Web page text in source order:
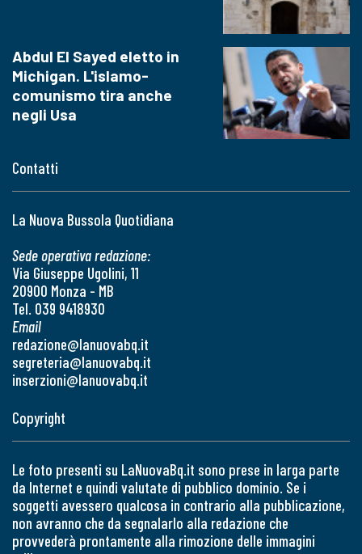
Contatti
La Nuova Bussola Quotidiana
Sede operativa redazione:
Via Giuseppe Ugolini, 11
20900 Monza - MB
Tel. 039 9418930
Email
redazione@lanuovabq.it
segreteria@lanuovabq.it
inserzioni@lanuovabq.it
Abdul El Sayed eletto in
Michigan. L'islamo-
comunismo tira anche
negli Usa
Copyright
Le foto presenti su LaNuovaBq.it sono prese in larga parte
da Internet e quindi valutate di pubblico dominio. Se i
soggetti avessero qualcosa in contrario alla pubblicazione,
non avranno che da segnalarlo alla redazione che
provvederà prontamente alla rimozione delle immagini